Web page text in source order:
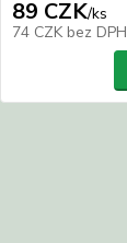
89 CZK/ks
74 CZK bez DPH